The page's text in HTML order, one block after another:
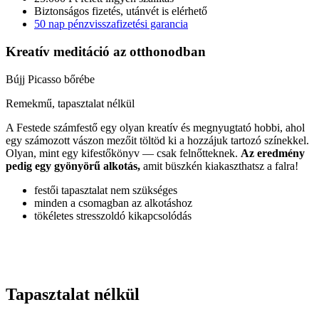
Biztonságos fizetés, utánvét is elérhető
50 nap pénzvisszafizetési garancia
Kreatív meditáció az otthonodban
Bújj Picasso bőrébe
Remekmű, tapasztalat nélkül
A Festede számfestő egy olyan kreatív és megnyugtató hobbi, ahol
egy számozott vászon mezőit töltöd ki a hozzájuk tartozó színekkel.
Olyan, mint egy kifestőkönyv — csak felnőtteknek. Az eredmény
pedig egy gyönyörű alkotás, amit büszkén kiakaszthatsz a falra!
festői tapasztalat nem szükséges
minden a csomagban az alkotáshoz
tökéletes stresszoldó kikapcsolódás
Tapasztalat nélkül